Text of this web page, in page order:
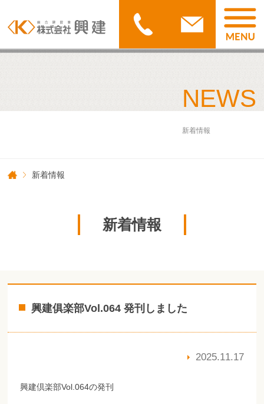
NEWS
新着情報
新着情報
新着情報
興建俱楽部Vol.064 発刊しました
2025.11.17
興建倶楽部Vol.064の発刊